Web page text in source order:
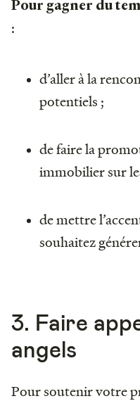
Pour gagner du
:
d’aller à la
potentiels ;
de faire la
immobilier sur
de mettre
souhaitez
3. Faire
angels
Pour soutenir votre